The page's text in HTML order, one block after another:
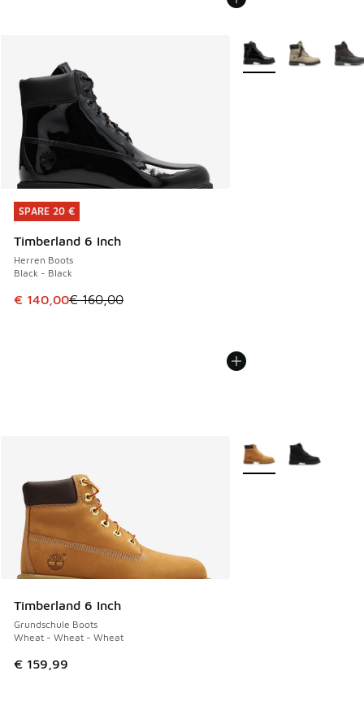
SPARE 20 €
Timberland 6 Inch
Herren Boots
Black - Black
Dieser Artikel ist im Sale. Der Preis ist von € 160,00 auf €
€ 140,00€ 160,00
SPARE 20 €
Weitere Farben
Timberland 6 Inch
Grundschule Boots
Wheat - Wheat - Wheat
€ 159,99
Weitere Farben